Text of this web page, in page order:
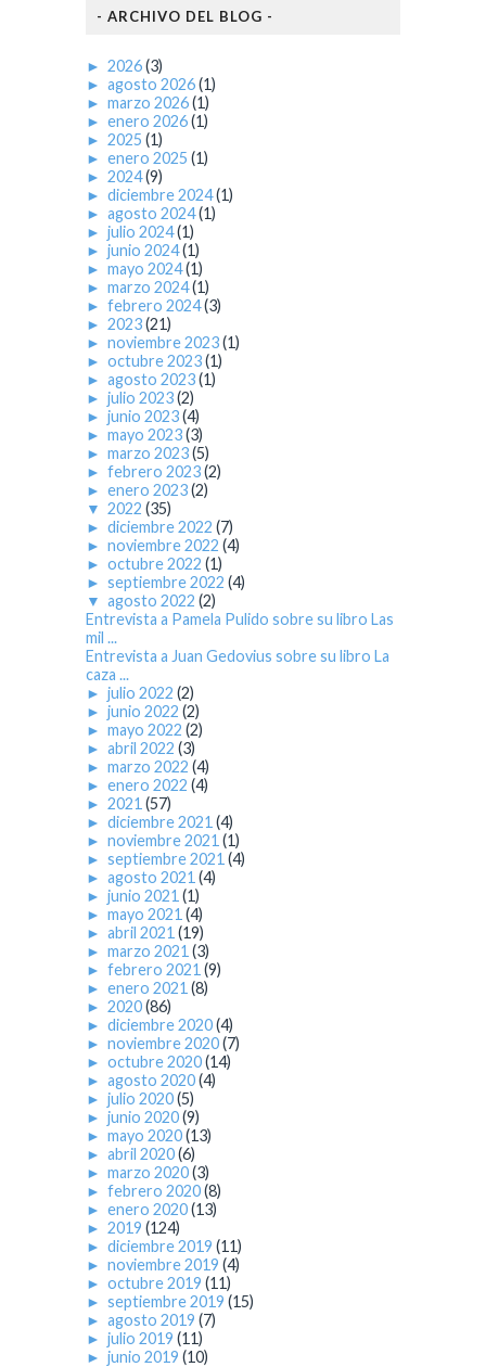
- ARCHIVO DEL BLOG -
► 2026(3)
► agosto 2026(1)
► marzo 2026(1)
► enero 2026(1)
► 2025 (1)
► enero 2025 (1)
► 2024(9)
► diciembre 2024(1)
► agosto 2024(1)
► julio 2024(1)
► junio 2024(1)
► mayo 2024(1)
► marzo 2024(1)
► febrero 2024(3)
► 2023(21)
► noviembre 2023(1)
► octubre 2023(1)
► agosto 2023(1)
► julio 2023(2)
► junio 2023(4)
► mayo 2023(3)
► marzo 2023(5)
► febrero 2023(2)
► enero 2023(2)
▼ 2022 (35)
► diciembre 2022 (7)
► noviembre 2022 (4)
► octubre 2022 (1)
► septiembre 2022 (4)
▼ agosto 2022 (2)
Entrevista a Pamela Pulido sobre su libro Las
mil ...
Entrevista a Juan Gedovius sobre su libro La
caza ...
► julio 2022 (2)
► junio 2022 (2)
► mayo 2022 (2)
► abril 2022 (3)
► marzo 2022 (4)
► enero 2022 (4)
► 2021 (57)
► diciembre 2021 (4)
► noviembre 2021 (1)
► septiembre 2021 (4)
► agosto 2021 (4)
► junio 2021 (1)
► mayo 2021 (4)
► abril 2021 (19)
► marzo 2021 (3)
► febrero 2021 (9)
► enero 2021 (8)
► 2020(86)
► diciembre 2020(4)
► noviembre 2020(7)
► octubre 2020(14)
► agosto 2020(4)
► julio 2020(5)
► junio 2020(9)
► mayo 2020(13)
► abril 2020(6)
► marzo 2020(3)
► febrero 2020(8)
► enero 2020(13)
► 2019 (124)
► diciembre 2019 (11)
► noviembre 2019 (4)
► octubre 2019 (11)
► septiembre 2019 (15)
► agosto 2019 (7)
► julio 2019 (11)
► junio 2019 (10)